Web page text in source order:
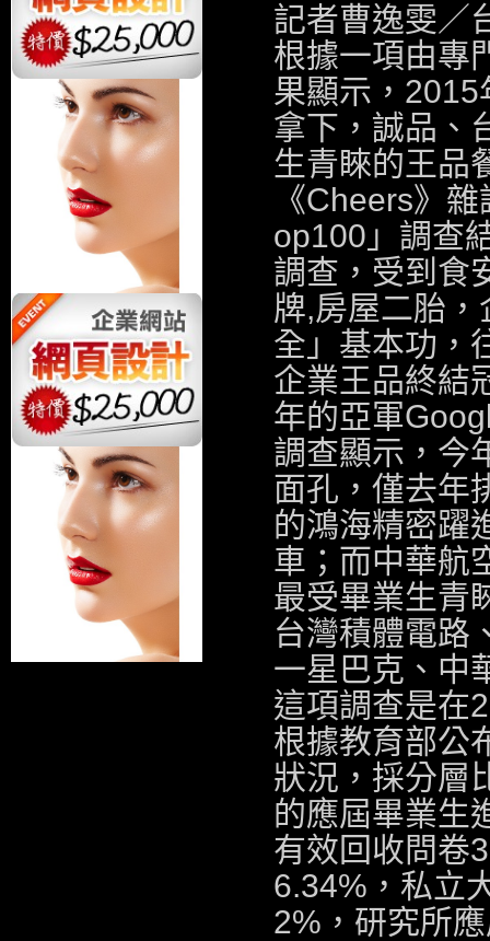
記者曹逸雯／
根據一項由專
果顯示，
拿下，誠品、
生青睞的王品
《Cheers》
op100」調查
調查，受到食
牌,房屋二胎
全」基本功，
企業王品終結
年的亞軍
調查顯示，今
面孔，僅去年
的鴻海精密躍
車 ；而中華
最受畢業生青
台灣積體電路
一星巴克、中
這項調查是在
根據教育部公
狀況，採分層
的應屆畢業生
有效回收問卷
6.34%，私立
2%，研究所